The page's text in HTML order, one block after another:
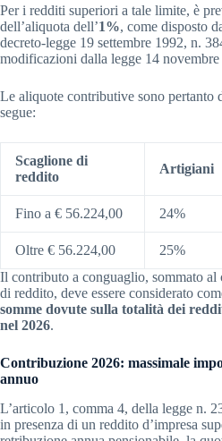
Per i redditi superiori a tale limite, è
dell’aliquota dell’1%, come disposto
decreto-legge 19 settembre 1992, n.
modificazioni dalla legge 14
Le aliquote contributive sono pertanto
segue:
Scaglione di
reddito
Artigiani
Fino a € 56.224,00 24%
Oltre € 56.224,00 25%
Il contributo a conguaglio, sommato
di reddito, deve essere considerato
somme dovute sulla totalità dei
nel 2026.
Contribuzione 2026: massimale
annuo
L’articolo 1, comma 4, della legge n.
in presenza di un reddito d’impresa